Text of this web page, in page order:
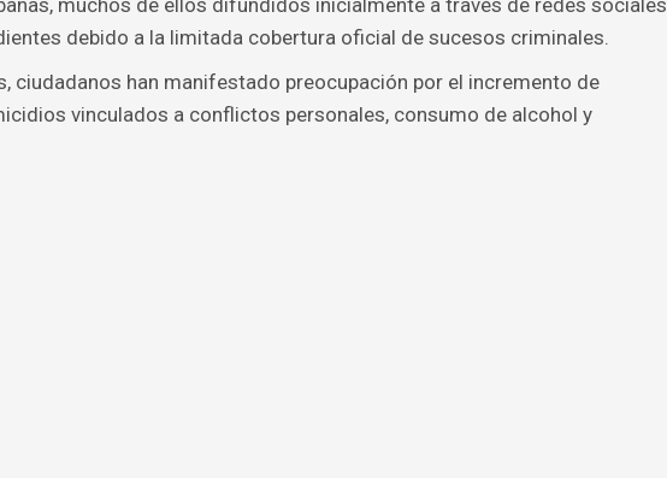
muchos de ellos difundidos inicialmente a través de redes sociales
debido a la limitada cobertura oficial de sucesos criminales.
ciudadanos han manifestado preocupación por el incremento de
vinculados a conflictos personales, consumo de alcohol y